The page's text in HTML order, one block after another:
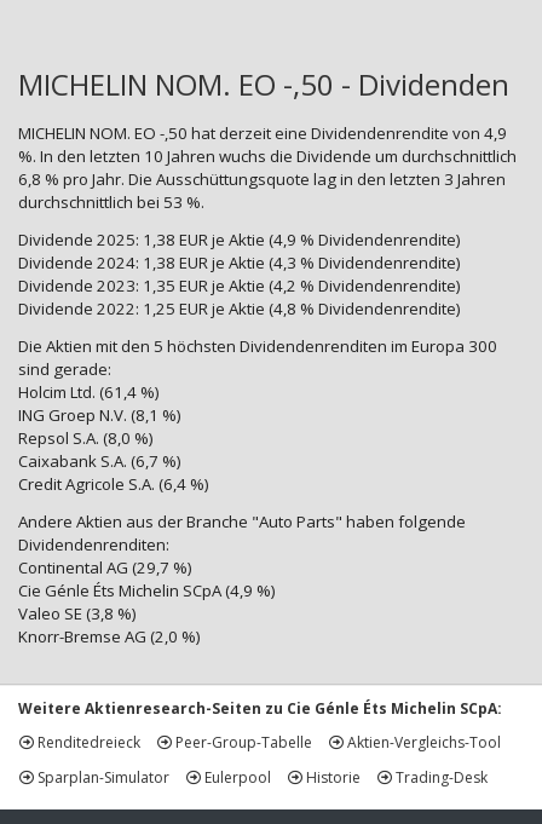
MICHELIN NOM. EO -,50 - Dividenden
MICHELIN NOM. EO -,50 hat derzeit eine Dividendenrendite von 4,9
%. In den letzten 10 Jahren wuchs die Dividende um durchschnittlich
6,8 % pro Jahr. Die Ausschüttungsquote lag in den letzten 3 Jahren
durchschnittlich bei 53 %.
Dividende 2025: 1,38 EUR je Aktie (4,9 % Dividendenrendite)
Dividende 2024: 1,38 EUR je Aktie (4,3 % Dividendenrendite)
Dividende 2023: 1,35 EUR je Aktie (4,2 % Dividendenrendite)
Dividende 2022: 1,25 EUR je Aktie (4,8 % Dividendenrendite)
Die Aktien mit den 5 höchsten Dividendenrenditen im Europa 300
sind gerade:
Holcim Ltd. (61,4 %)
ING Groep N.V. (8,1 %)
Repsol S.A. (8,0 %)
Caixabank S.A. (6,7 %)
Credit Agricole S.A. (6,4 %)
Andere Aktien aus der Branche "Auto Parts" haben folgende
Dividendenrenditen:
Continental AG (29,7 %)
Cie Génle Éts Michelin SCpA (4,9 %)
Valeo SE (3,8 %)
Knorr-Bremse AG (2,0 %)
Weitere Aktienresearch-Seiten zu Cie Génle Éts Michelin SCpA:
Renditedreieck
Peer-Group-Tabelle
Aktien-Vergleichs-Tool
Sparplan-Simulator
Eulerpool Historie Trading-Desk